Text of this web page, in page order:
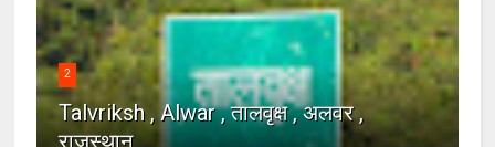
2
Talvriksh , Alwar , तालवृक्ष , अलवर ,
राजस्थान